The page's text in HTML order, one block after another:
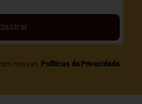
nossas Políticas de Privacidade